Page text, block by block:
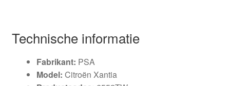
Technische informatie
Fabrikant: PSA
Model: Citroën Xantia